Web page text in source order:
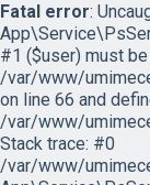
Fatal error:
#1 ($user) must
/var/www/
on line 66 and
/var/www/
Stack trace: #0
/var/www/